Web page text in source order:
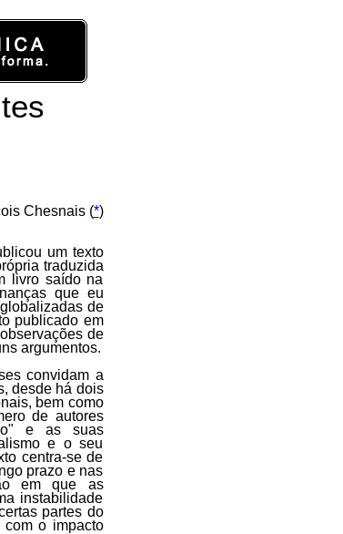
Chesnais (*)
um texto
traduzida
livro saído na
que eu
de
publicado em
de
argumentos.
convidam a
desde há dois
bem como
de autores
e as suas
e o seu
centra-se de
prazo e nas
em que as
instabilidade
partes do
com o impacto